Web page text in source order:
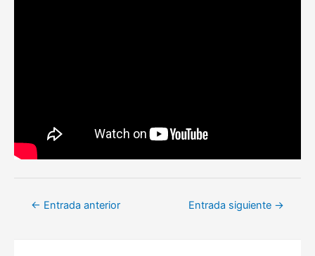
Navegación
← Entrada anterior Entrada siguiente →